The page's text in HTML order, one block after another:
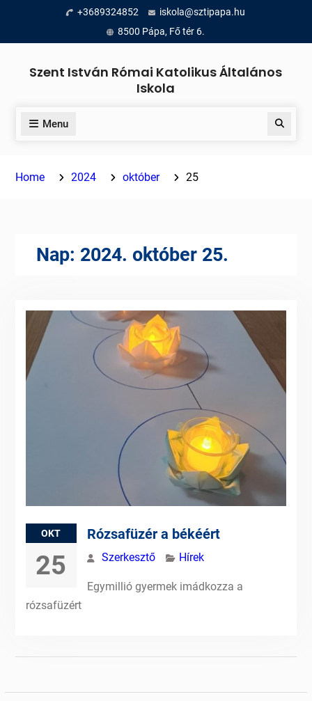
content
+3689324852
iskola@sztipapa.hu
8500 Pápa, Fő tér 6.
Szent István Római Katolikus Általános
Iskola
Menu Search
Home 2024 október 25
Nap: 2024. október 25.
OKT
25
Rózsafüzér a békéért
Szerkesztő Hírek
Egymillió gyermek imádkozza a
rózsafüzért